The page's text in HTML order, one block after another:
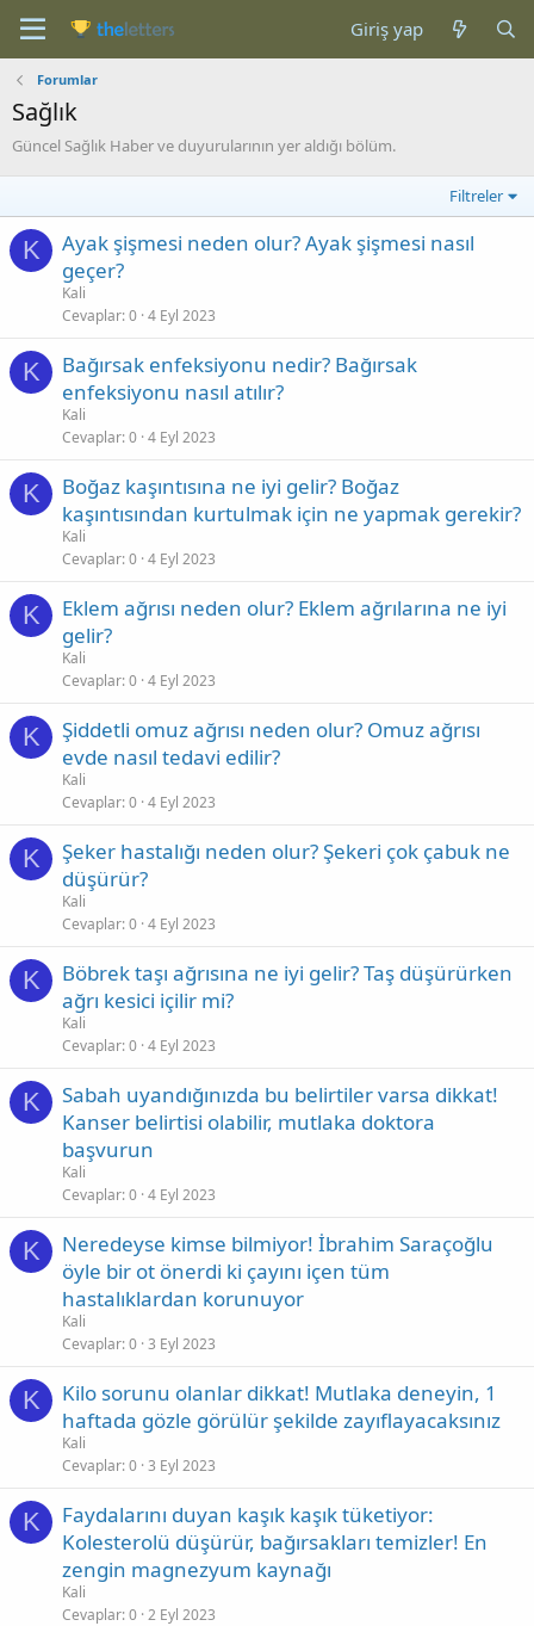
Giriş yap
Forumlar
Sağlık
Güncel Sağlık Haber ve duyurularının yer aldığı bölüm.
Filtreler
K
Ayak şişmesi neden olur? Ayak şişmesi nasıl
geçer?
Kali
Cevaplar 0 4 Eyl 2023
K
Bağırsak enfeksiyonu nedir? Bağırsak
enfeksiyonu nasıl atılır?
Kali
Cevaplar 0 4 Eyl 2023
K
Boğaz kaşıntısına ne iyi gelir? Boğaz
kaşıntısından kurtulmak için ne yapmak gerekir?
Kali
Cevaplar 0 4 Eyl 2023
K
Eklem ağrısı neden olur? Eklem ağrılarına ne iyi
gelir?
Kali
Cevaplar 0 4 Eyl 2023
K
Şiddetli omuz ağrısı neden olur? Omuz ağrısı
evde nasıl tedavi edilir?
Kali
Cevaplar 0 4 Eyl 2023
K
Şeker hastalığı neden olur? Şekeri çok çabuk ne
düşürür?
Kali
Cevaplar 0 4 Eyl 2023
K
Böbrek taşı ağrısına ne iyi gelir? Taş düşürürken
ağrı kesici içilir mi?
Kali
Cevaplar 0 4 Eyl 2023
K
Sabah uyandığınızda bu belirtiler varsa dikkat!
Kanser belirtisi olabilir, mutlaka doktora
başvurun
Kali
Cevaplar 0 4 Eyl 2023
K
Neredeyse kimse bilmiyor! İbrahim Saraçoğlu
öyle bir ot önerdi ki çayını içen tüm
hastalıklardan korunuyor
Kali
Cevaplar 0 3 Eyl 2023
K
Kilo sorunu olanlar dikkat! Mutlaka deneyin, 1
haftada gözle görülür şekilde zayıflayacaksınız
Kali
Cevaplar 0 3 Eyl 2023
K
Faydalarını duyan kaşık kaşık tüketiyor:
Kolesterolü düşürür, bağırsakları temizler! En
zengin magnezyum kaynağı
Kali
Cevaplar 0 2 Eyl 2023